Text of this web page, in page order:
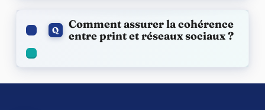
Q
Comment assurer la cohérence
entre print et réseaux sociaux ?